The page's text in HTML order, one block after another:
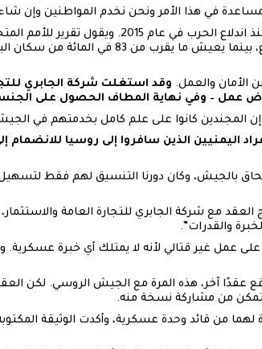
في هذا الأمر ونحن نخدم المواطنين وإن شاء
فرّ آلاف اليمنيين من الظروف اليائسة في وطنهم منذ اندلاع
الأمان والعمل. وقد استغلت شركة الجابري
عمل – وفي نهاية المطاف الحصول على
المجندين كانوا على علم كامل بخدمتهم في
اليمنيين الذين سافروا إلى روسيا
بالجيش، وكان دورنا التنسيق لهم فقط
العقد مع شركة الجابري للتجارة العامة
والقدرات”.
عمل غير قتالي لأنه لا يمتلك أي خبرة عسكرية.
عقدًا آخر، هذه المرة مع الجيش الروسي. لكن
من مشاركة نسخة منه.
من قائد وحدة عسكرية، وأكدت الوثيقة المكتوبة